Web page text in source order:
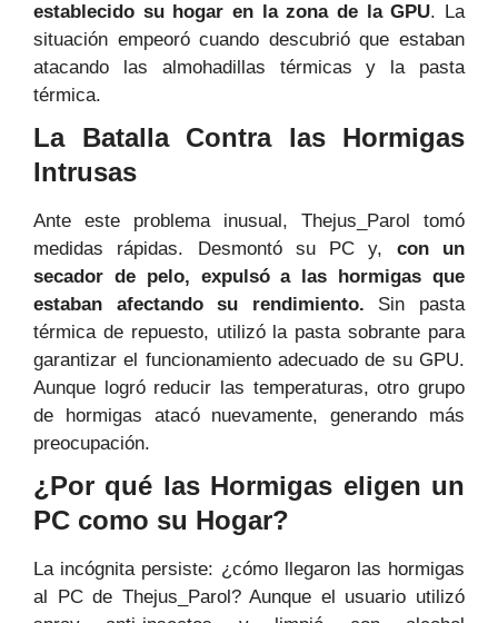
establecido su hogar en la zona de la GPU. La
situación empeoró cuando descubrió que estaban
atacando las almohadillas térmicas y la pasta
térmica.
La Batalla Contra las Hormigas
Intrusas
Ante este problema inusual, Thejus_Parol tomó
medidas rápidas. Desmontó su PC y, con un
secador de pelo, expulsó a las hormigas que
estaban afectando su rendimiento. Sin pasta
térmica de repuesto, utilizó la pasta sobrante para
garantizar el funcionamiento adecuado de su GPU.
Aunque logró reducir las temperaturas, otro grupo
de hormigas atacó nuevamente, generando más
preocupación.
¿Por qué las Hormigas eligen un
PC como su Hogar?
La incógnita persiste: ¿cómo llegaron las hormigas
al PC de Thejus_Parol? Aunque el usuario utilizó